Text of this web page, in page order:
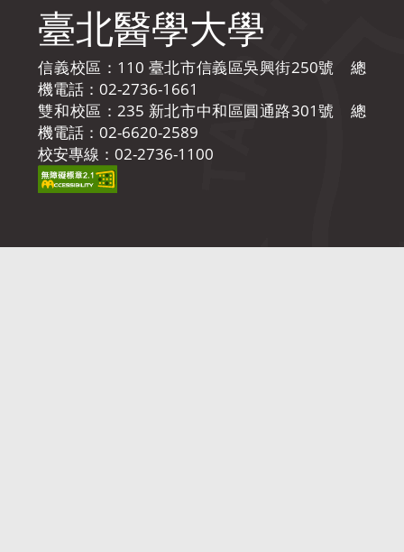
臺北醫學大學
信義校區：110 臺北市信義區吳興街250號 總
機電話：02-2736-1661
雙和校區：235 新北市中和區圓通路301號 總
機電話：02-6620-2589
校安專線：02-2736-1100